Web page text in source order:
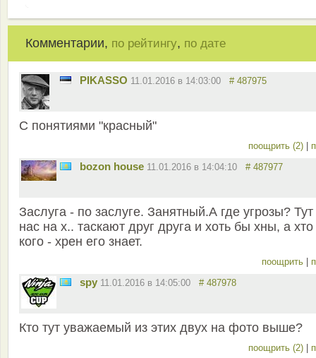
Комментарии, по рейтингу, по дате
PIKASSO 11.01.2016 в 14:03:00 # 487975
С понятиями "красный"
поощрить (2) |
bozon house 11.01.2016 в 14:04:10 # 487977
Заслуга - по заслуге. Занятный.А где угрозы? Тут
нас на х.. таскают друг друга и хоть бы хны, а хто
кого - хрен его знает.
поощрить |
spy 11.01.2016 в 14:05:00 # 487978
Кто тут уважаемый из этих двух на фото выше?
поощрить (2) |